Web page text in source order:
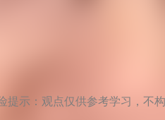
提示：观点仅供参考学习，不